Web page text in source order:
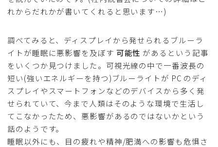
れからだれかが書いてくれると思います…)
調べてみると、ディスプレイから発せられるブルーラ
イトが睡眠に悪影響を及ぼす 可能性 があるという記事
をいくつか見つけました。可視光線の中で一番波長の
短い(強いエネルギーを持つ)ブルーライトが PC のディ
スプレイやスマートフォンなどのデバイスから多く発
せられていて、今まで人類はそのような環境で生活し
てこなかったため、悪影響があるのではないかという
話のようです。
睡眠以外にも、目の疲れや精神/肥満への影響も危惧さ